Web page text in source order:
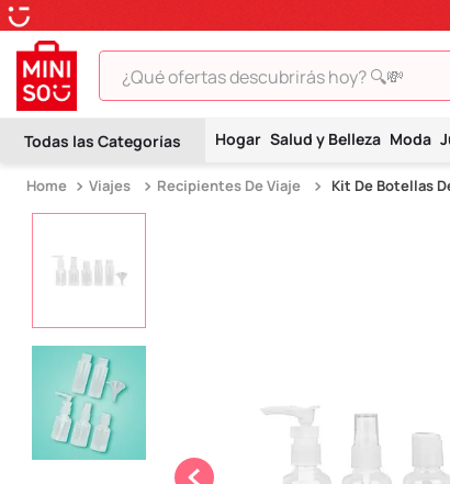
¿Qué ofertas descubrirás hoy? 🔍💸
Hogar Salud y Belleza Moda
Viajes Recipientes De Viaje Kit De Botellas
TÉRMINOS MÁS BUSCADOS
2.
hello kitty
9.
one piece